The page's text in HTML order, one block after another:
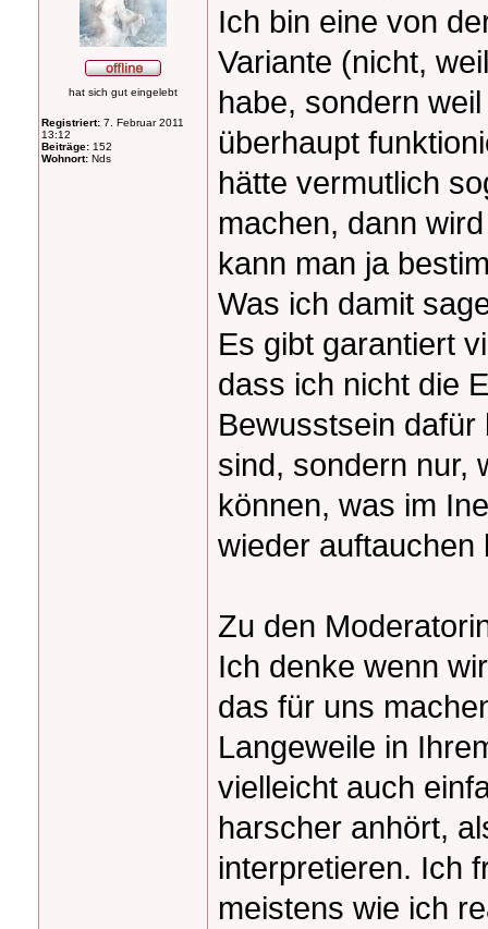
hat sich gut eingelebt
Registriert: 7. Februar 2011
13:12
Beiträge: 152
Wohnort: Nds
Ich bin eine von
Variante (nicht,
habe, sondern
überhaupt
hätte vermutlich
machen, dann
kann man ja
Was ich damit
Es gibt garantiert
dass ich nicht die
Bewusstsein
sind, sondern nur,
können, was im
wieder
Zu den
Ich denke wenn
das für uns
Langeweile in
vielleicht auch
harscher anhört,
interpretieren. Ich
meistens wie ich